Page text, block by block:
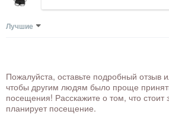
Лучшие
Пожалуйста, оставьте подробный отзыв
чтобы другим людям было проще
посещения! Расскажите о том, что стоит
планирует посещение.